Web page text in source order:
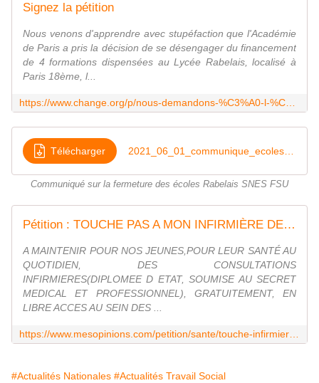
Signez la pétition
Nous venons d'apprendre avec stupéfaction que l'Académie
de Paris a pris la décision de se désengager du financement
de 4 formations dispensées au Lycée Rabelais, localisé à
Paris 18ème, l...
Télécharger
Communiqué sur la fermeture des écoles Rabelais SNES FSU
Pétition : TOUCHE PAS A MON INFIRMIÈRE DE L'ÉDUCATION NATIONALE !
A MAINTENIR POUR NOS JEUNES,POUR LEUR SANTÉ AU
QUOTIDIEN, DES CONSULTATIONS
INFIRMIERES(DIPLOMEE D ETAT, SOUMISE AU SECRET
MEDICAL ET PROFESSIONNEL), GRATUITEMENT, EN
LIBRE ACCES AU SEIN DES ...
#Actualités Nationales #Actualités Travail Social